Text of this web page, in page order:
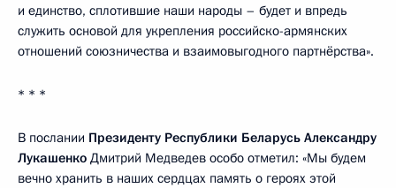
и единство, сплотившие наши народы – будет и впредь
служить основой для укрепления российско-армянских
отношений союзничества и взаимовыгодного партнёрства».
* * *
В послании Президенту Республики Беларусь Александру
Лукашенко Дмитрий Медведев особо отметил: «Мы будем
вечно хранить в наших сердцах память о героях этой